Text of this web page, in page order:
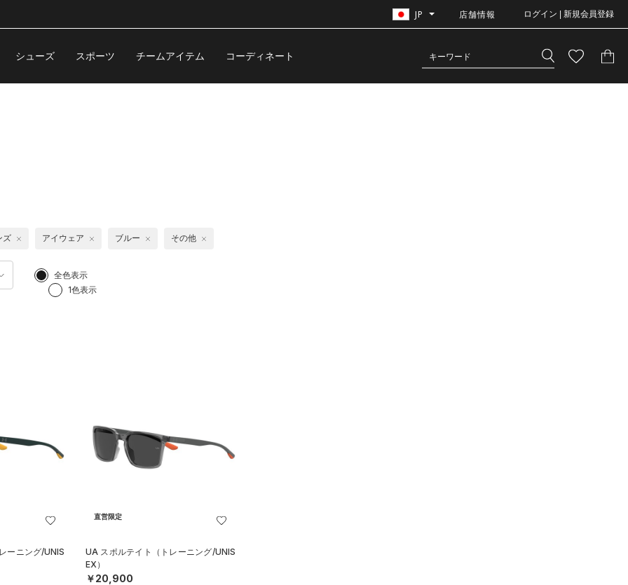
JP 店舗情報 ログイン | 新規会員登録
シューズ スポーツ チームアイテム コーディネート
全色表示
1色表示
ズ アイウェア ブルー その他
ーニング/UNIS
直営限定
UA スポルテイト（トレーニング/UNIS
EX）
￥20,900